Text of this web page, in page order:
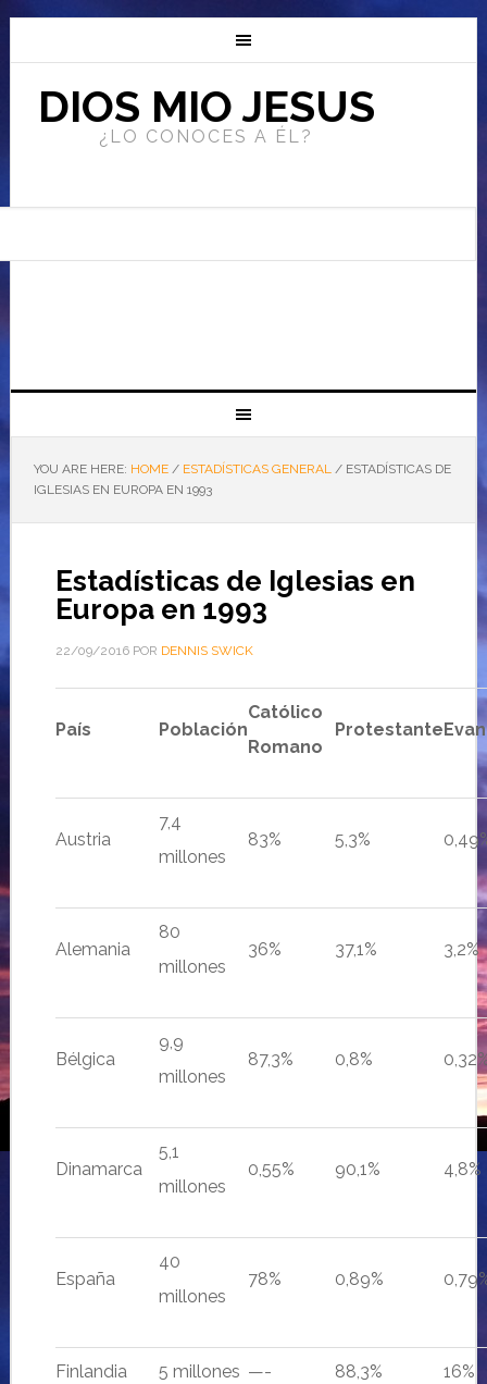
DIOS MIO JESUS
¿LO CONOCES A ÉL?
YOU ARE HERE: HOME / ESTADÍSTICAS GENERAL /ESTADÍSTICAS DE
IGLESIAS EN EUROPA EN 1993
Estadísticas de Iglesias en
Europa en 1993
22/09/2016POR DENNIS SWICK
País Población
Católico
Romano
Protestante
Austria
7,4
millones
83% 5,3%
Alemania
80
millones
36% 37,1% 3,2%
Bélgica
9,9
millones
87,3% 0,8%
Dinamarca
5,1
millones
0,55% 90,1% 4,8%
España
40
millones
78% 0,89%
Finlandia 5 millones —- 88,3% 16%